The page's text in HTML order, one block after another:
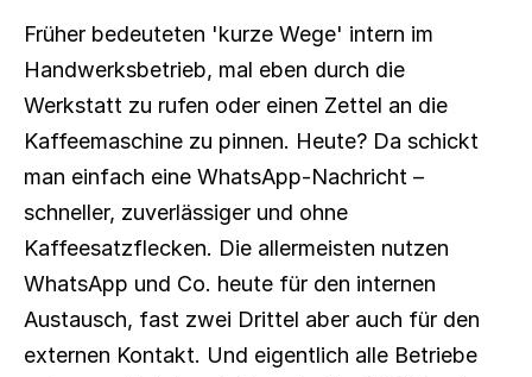
Früher bedeuteten 'kurze Wege' intern im
Handwerksbetrieb, mal eben durch die
Werkstatt zu rufen oder einen Zettel an die
Kaffeemaschine zu pinnen. Heute? Da schickt
man einfach eine WhatsApp-Nachricht –
schneller, zuverlässiger und ohne
Kaffeesatzflecken. Die allermeisten nutzen
WhatsApp und Co. heute für den internen
Austausch, fast zwei Drittel aber auch für den
externen Kontakt. Und eigentlich alle Betriebe